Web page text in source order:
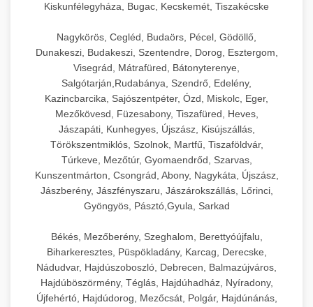
Kiskunfélegyháza, Bugac, Kecskemét, Tiszakécske
Nagykörös, Cegléd, Budaörs, Pécel, Gödöllő,
Dunakeszi, Budakeszi, Szentendre, Dorog, Esztergom,
Visegrád, Mátrafüred, Bátonyterenye,
Salgótarján,Rudabánya, Szendrő, Edelény,
Kazincbarcika, Sajószentpéter, Ózd, Miskolc, Eger,
Mezőkövesd, Füzesabony, Tiszafüred, Heves,
Jászapáti, Kunhegyes, Újszász, Kisújszállás,
Törökszentmiklós, Szolnok, Martfű, Tiszaföldvár,
Túrkeve, Mezőtúr, Gyomaendrőd, Szarvas,
Kunszentmárton, Csongrád, Abony, Nagykáta, Újszász,
Jászberény, Jászfényszaru, Jászárokszállás, Lőrinci,
Gyöngyös, Pásztó,Gyula, Sarkad
Békés, Mezőberény, Szeghalom, Berettyóújfalu,
Biharkeresztes, Püspökladány, Karcag, Derecske,
Nádudvar, Hajdúszoboszló, Debrecen, Balmazújváros,
Hajdúböszörmény, Téglás, Hajdúhadház, Nyíradony,
Újfehértó, Hajdúdorog, Mezőcsát, Polgár, Hajdúnánás,